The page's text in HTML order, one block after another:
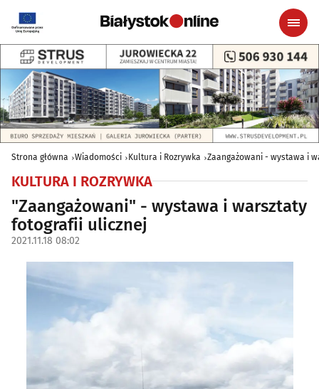
Strona główna Wiadomości Kultura i Rozrywka Zaangażowani - wystawa i
KULTURA I ROZRYWKA
"Zaangażowani" - wystawa i warsztaty
fotografii ulicznej
2021.11.18 08:02